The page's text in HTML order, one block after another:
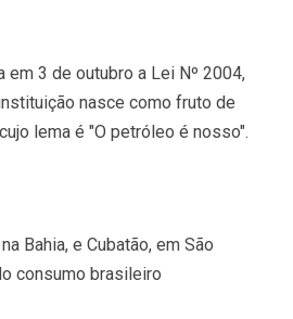
em 3 de outubro a Lei Nº 2004,
nasce como fruto de
lema é "O petróleo é nosso".
Bahia, e Cubatão, em São
consumo brasileiro